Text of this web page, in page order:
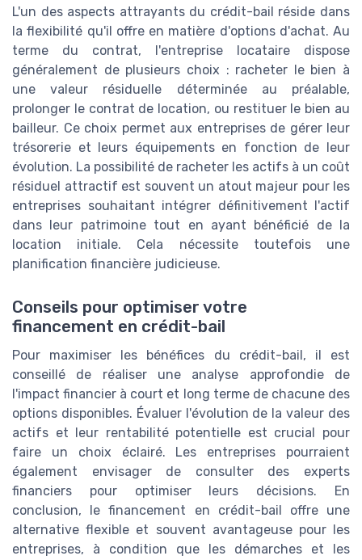
L'un des aspects attrayants du crédit-bail réside dans
la flexibilité qu'il offre en matière d'options d'achat. Au
terme du contrat, l'entreprise locataire dispose
généralement de plusieurs choix : racheter le bien à
une valeur résiduelle déterminée au préalable,
prolonger le contrat de location, ou restituer le bien au
bailleur. Ce choix permet aux entreprises de gérer leur
trésorerie et leurs équipements en fonction de leur
évolution. La possibilité de racheter les actifs à un coût
résiduel attractif est souvent un atout majeur pour les
entreprises souhaitant intégrer définitivement l'actif
dans leur patrimoine tout en ayant bénéficié de la
location initiale. Cela nécessite toutefois une
planification financière judicieuse.
Conseils pour optimiser votre
financement en crédit-bail
Pour maximiser les bénéfices du crédit-bail, il est
conseillé de réaliser une analyse approfondie de
l'impact financier à court et long terme de chacune des
options disponibles. Évaluer l'évolution de la valeur des
actifs et leur rentabilité potentielle est crucial pour
faire un choix éclairé. Les entreprises pourraient
également envisager de consulter des experts
financiers pour optimiser leurs décisions. En
conclusion, le financement en crédit-bail offre une
alternative flexible et souvent avantageuse pour les
entreprises, à condition que les démarches et les